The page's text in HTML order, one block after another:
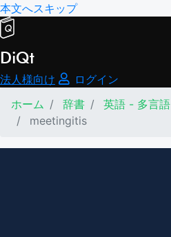
本文へスキップ
DiQt
法人様向け
ログイン
ホーム
辞書 英語 - 多言語
meetingitis